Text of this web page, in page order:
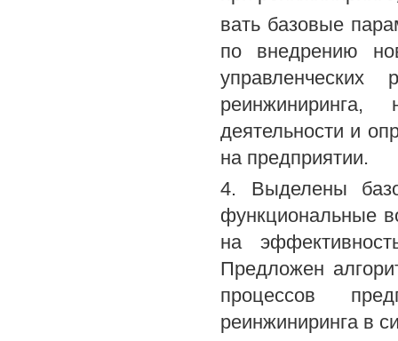
вать базовые
по внедрению
деятельности и
на предприятии.
4. Выделены
функциональные
на
Предложен
процессов
реинжиниринга в